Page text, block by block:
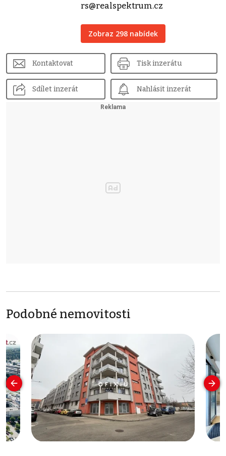
rs@realspektrum.cz
Zobraz 298 nabídek
Kontaktovat Tisk inzerátu
Sdílet inzerát Nahlásit inzerát
Podobné nemovitosti